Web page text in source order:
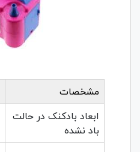
مشخصات
ابعاد بادکنک در حالت
باد نشده